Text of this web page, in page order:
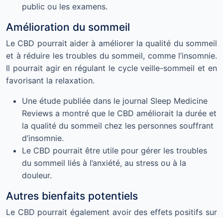
public ou les examens.
Amélioration du sommeil
Le CBD pourrait aider à améliorer la qualité du sommeil
et à réduire les troubles du sommeil, comme l’insomnie.
Il pourrait agir en régulant le cycle veille-sommeil et en
favorisant la relaxation.
Une étude publiée dans le journal Sleep Medicine
Reviews a montré que le CBD améliorait la durée et
la qualité du sommeil chez les personnes souffrant
d’insomnie.
Le CBD pourrait être utile pour gérer les troubles
du sommeil liés à l’anxiété, au stress ou à la
douleur.
Autres bienfaits potentiels
Le CBD pourrait également avoir des effets positifs sur